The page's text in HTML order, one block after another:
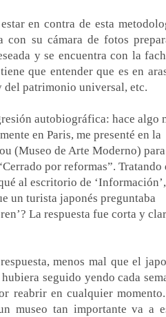
en contra de esta
con su cámara de fotos
y se encuentra con la
que entender que es en
del patrimonio universal, etc.
autobiográfica: hace algo
en Paris, me presenté en la
(Museo de Arte Moderno) para
por reformas”. Tratando
al escritorio de ‘Información’,
un turista japonés preguntaba
La respuesta fue corta y
menos mal que el
seguido yendo cada
reabrir en cualquier
museo tan importante va a